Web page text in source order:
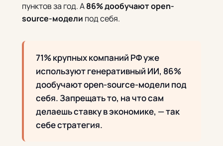
пунктов за год. А86% дообучают open-
source-модели под себя.
71% крупных компаний РФ уже
используют генеративный ИИ, 86%
дообучают open-source-модели под
себя. Запрещать то, на что сам
делаешь ставку в экономике, — так
себе стратегия.